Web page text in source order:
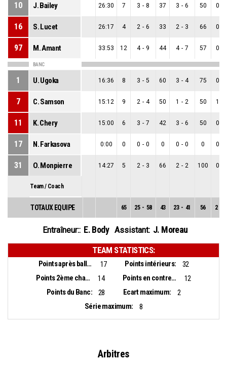
10 J. Bailey 26:30 7 3 - 8 37 3 - 6 50 0
16 S. Lucet 26:17 4 2 - 6 33 2 - 3 66 0
97 M. Amant 33:53 12 4 - 9 44 4 - 7 57 0
BANC
1 U. Ugoka 16:36 8 3 - 5 60 3 - 4 75 0
7 C. Samson 15:12 9 2 - 4 50 1 - 2 50 1
11 K. Chery 15:00 6 3 - 7 42 3 - 6 50 0
17 N. Farkasova 0:00 0 0 - 0 0 0 - 0 0 0
31 O. Monpierre 14:27 5 2 - 3 66 2 - 2 100 0
Team / Coach
TOTAUX EQUIPE 65 25 - 58 43 23 - 41 56 2
Entraîneur:: E. Body Assistant: J. Moreau
TEAM STATISTICS:
Points après balles perdues: 17 Points intérieurs:
32
Points 2ème chance:
14 Points en contre-attaque:
12
Points du Banc:
28 Ecart maximum:
2
Série maximum:
8
Arbitres